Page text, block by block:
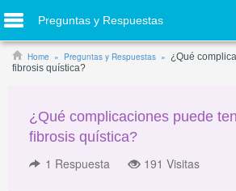
Preguntas y Respuestas
Home Preguntas y Respuestas
¿Qué
fibrosis quística?
¿Qué complicaciones puede
fibrosis quística?
1 Respuesta 191 Visitas